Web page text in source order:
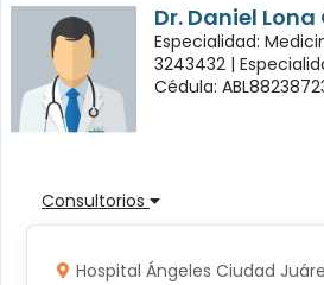
Dr. Daniel
Especialidad:
3243432 |
Cédula:
Consultorios
Hospital Ángeles Ciudad